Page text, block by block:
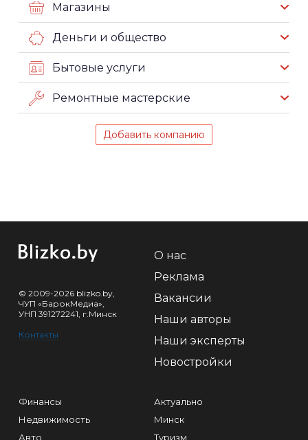
Магазины
Деньги и общество
Бытовые услуги
Ремонтные мастерские
Добавить компанию
© 2009-2026 blizko.by,
ЧУП «БарокМедиа»,
УНП 391272241, г.Минск
Контакты
О нас
Реклама
Вакансии
Наши авторы
Наши эксперты
Новостройки
Финансы
Недвижимость
Авто
Актуально
Минск
Туризм